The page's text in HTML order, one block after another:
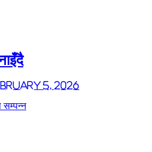
5, 2026